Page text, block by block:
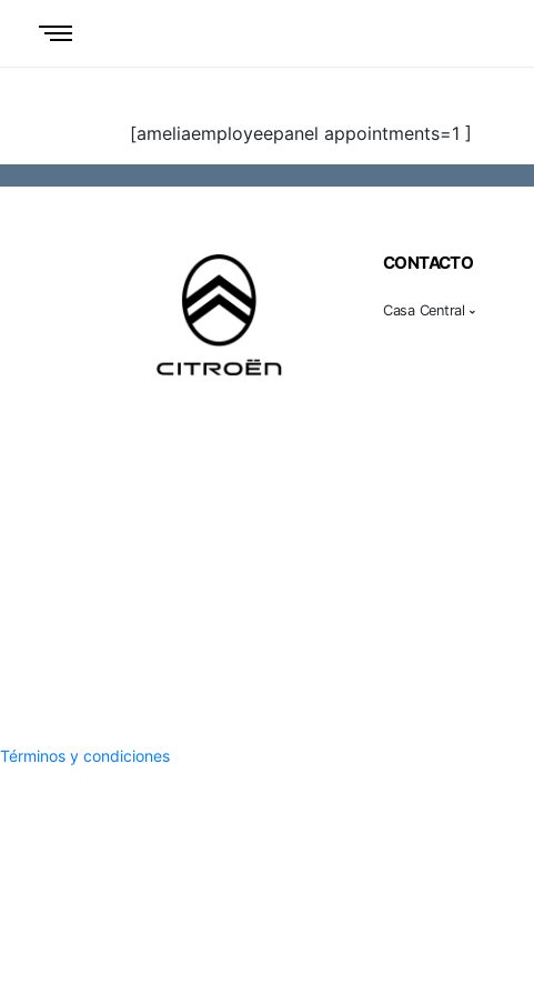
[ameliaemployeepanel appointments=1 ]
CONTACTO
Casa Central
Términos y condiciones